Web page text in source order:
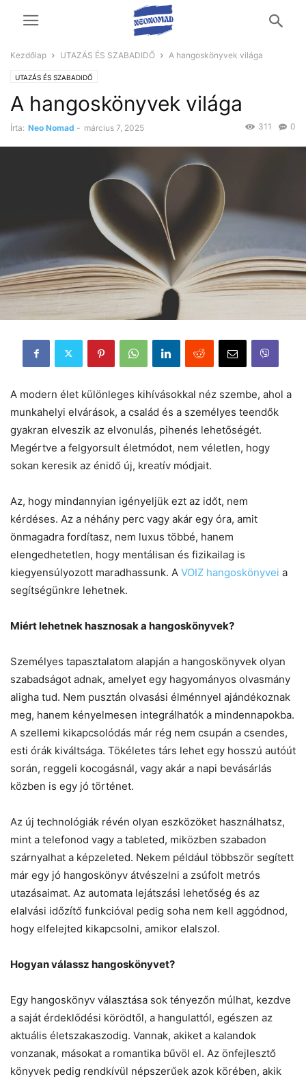
Kezdőlap UTAZÁS ÉS SZABADIDŐ A hangoskönyvek világa
UTAZÁS ÉS SZABADIDŐ
A hangoskönyvek világa
Írta: Neo Nomad - március 7, 2025 0
311
A modern élet különleges kihívásokkal néz szembe, ahol a
munkahelyi elvárások, a család és a személyes teendők
gyakran elveszik az elvonulás, pihenés lehetőségét.
Megértve a felgyorsult életmódot, nem véletlen, hogy
sokan keresik az énidő új, kreatív módjait.
Az, hogy mindannyian igényeljük ezt az időt, nem
kérdéses. Az a néhány perc vagy akár egy óra, amit
önmagadra fordítasz, nem luxus többé, hanem
elengedhetetlen, hogy mentálisan és fizikailag is
kiegyensúlyozott maradhassunk. A VOIZ hangoskönyvei a
segítségünkre lehetnek.
Miért lehetnek hasznosak a hangoskönyvek?
Személyes tapasztalatom alapján a hangoskönyvek olyan
szabadságot adnak, amelyet egy hagyományos olvasmány
aligha tud. Nem pusztán olvasási élménnyel ajándékoznak
meg, hanem kényelmesen integrálhatók a mindennapokba.
A szellemi kikapcsolódás már rég nem csupán a csendes,
esti órák kiváltsága. Tökéletes társ lehet egy hosszú autóút
során, reggeli kocogásnál, vagy akár a napi bevásárlás
közben is egy jó történet.
Az új technológiák révén olyan eszközöket használhatsz,
mint a telefonod vagy a tableted, miközben szabadon
szárnyalhat a képzeleted. Nekem például többször segített
már egy jó hangoskönyv átvészelni a zsúfolt metrós
utazásaimat. Az automata lejátszási lehetőség és az
elalvási időzítő funkcióval pedig soha nem kell aggódnod,
hogy elfelejted kikapcsolni, amikor elalszol.
Hogyan válassz hangoskönyvet?
Egy hangoskönyv választása sok tényezőn múlhat, kezdve
a saját érdeklődési körödtől, a hangulattól, egészen az
aktuális életszakaszodig. Vannak, akiket a kalandok
vonzanak, másokat a romantika bűvöl el. Az önfejlesztő
könyvek pedig rendkívül népszerűek azok körében, akik